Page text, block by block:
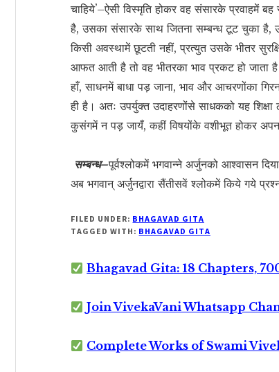
चाहिये’–ऐसी विस्मृति होकर वह संसारके प्रवाहमें
है, उसका संसारके साथ जितना सम्बन्ध टूट चुका है,
किसी अवस्थामें छूटती नहीं, प्रत्युत उसके भीतर
आफत आती है तो वह भीतरका भाव प्रकट हो जाता
हाँ, साधनमें बाधा पड़ जाना, भाव और आचरणोंका
ही है। अतः उपर्युक्त उदाहरणोंसे साधकको यह
कुसंगमें न पड़ जायँ, कहीं विषयोंके वशीभूत होकर
सम्बन्ध–पूर्वश्लोकमें भगवान्ने अर्जुनको आश्वासन
अब भगवान् अर्जुनद्वारा सैंतीसवें श्लोकमें किये गये
FILED UNDER: BHAGAVAD GITA
TAGGED WITH: BHAGAVAD GITA
Bhagavad Gita: 18 Chapters,
Join VivekaVani Whatsapp
Complete Works of Swami